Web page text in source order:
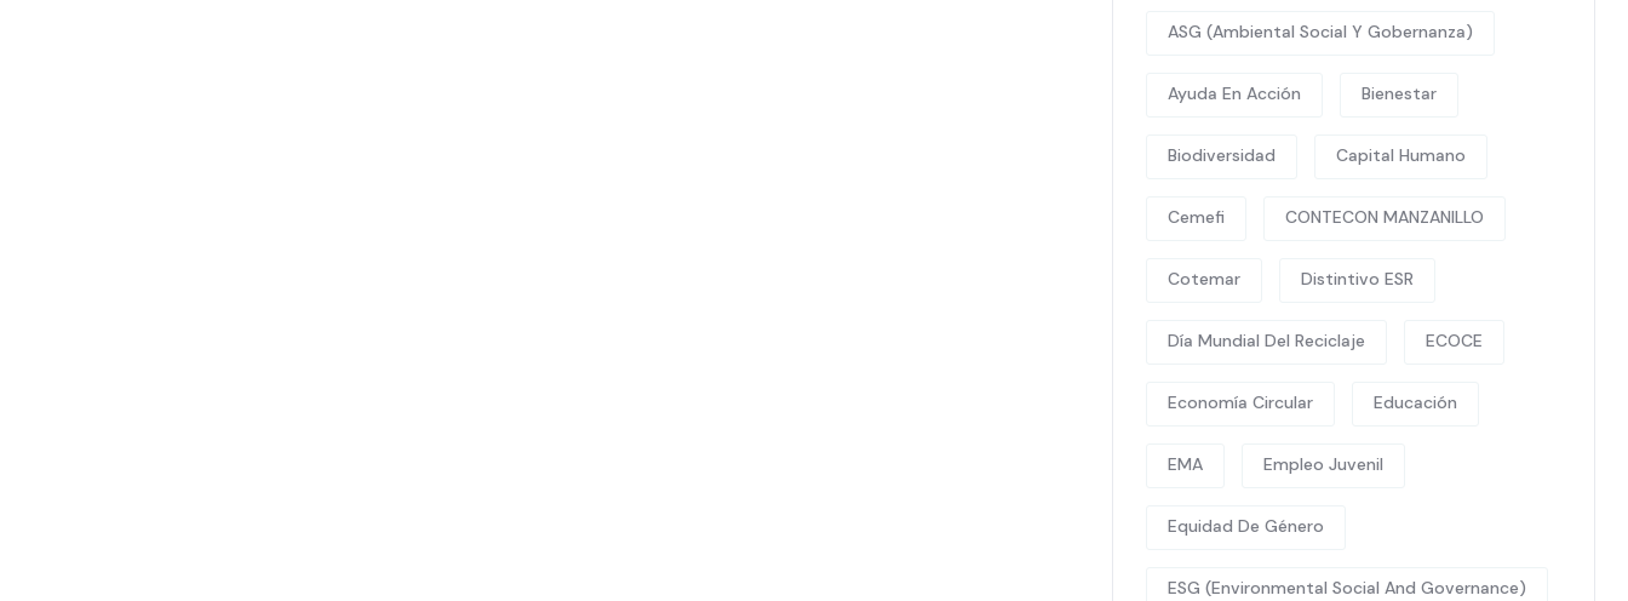
ASG (Ambiental Social Y Gobernanza)
Ayuda En Acción Bienestar
Biodiversidad Capital Humano
Cemefi CONTECON MANZANILLO
Cotemar Distintivo ESR
Día Mundial Del Reciclaje ECOCE
Economía Circular Educación
EMA Empleo Juvenil
Equidad De Género
ESG (Environmental Social And Governance)